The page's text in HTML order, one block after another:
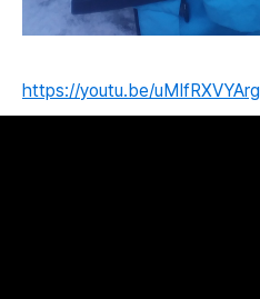
https://youtu.be/uMIfRXVYArg